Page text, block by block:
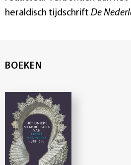
heraldisch tijdschrift De
BOEKEN